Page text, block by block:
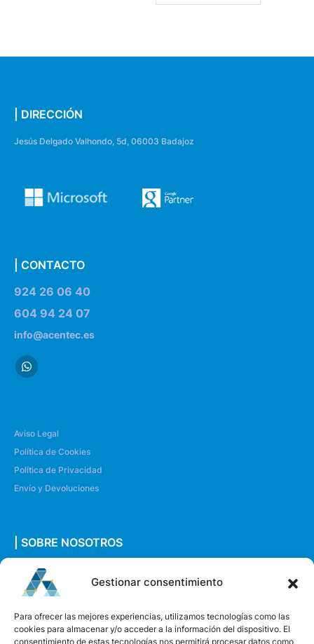
Gestionar consentimiento
Para ofrecer las mejores experiencias, utilizamos tecnologías como las
cookies para almacenar y/o acceder a la información del dispositivo. El
consentimiento de estas tecnologías nos permitirá procesar datos como
| DIRECCIÓN
Jesús Delgado Valhondo, 5d, 06003 Badajoz
| CONTACTO
924 26 06 40
604 94 24 07
info@acentec.es
Aviso Legal
Política de Cookies
Política de Privacidad
Envío y Devoluciones
| SOBRE NOSOTROS
Quiénes somos
Envíanos un mensaje